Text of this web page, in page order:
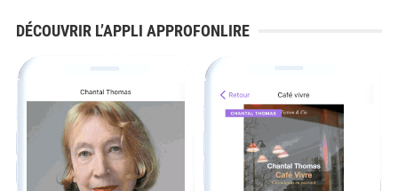
DÉCOUVRIR L’APPLI APPROFONLIRE